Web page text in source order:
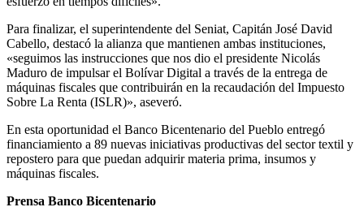
Para finalizar, el superintendente del Seniat, Capitán José David
Cabello, destacó la alianza que mantienen ambas instituciones,
«seguimos las instrucciones que nos dio el presidente Nicolás
Maduro de impulsar el Bolívar Digital a través de la entrega de
máquinas fiscales que contribuirán en la recaudación del Impuesto
Sobre La Renta (ISLR)», aseveró.
En esta oportunidad el Banco Bicentenario del Pueblo entregó
financiamiento a 89 nuevas iniciativas productivas del sector textil y
repostero para que puedan adquirir materia prima, insumos y
máquinas fiscales.
Prensa Banco Bicentenario